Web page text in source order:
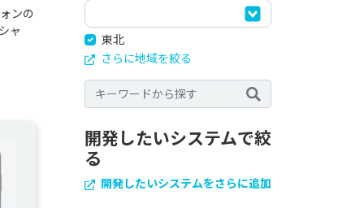
ンの
ャ
東北
さらに地域を絞る
開発したいシステムで絞
る
開発したいシステムをさらに追加